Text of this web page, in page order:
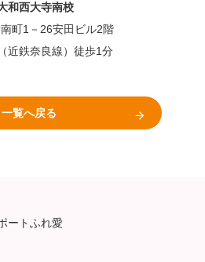
和西大寺南校
町1－26安田ビル2階
近鉄奈良線）徒歩1分
一覧へ戻る